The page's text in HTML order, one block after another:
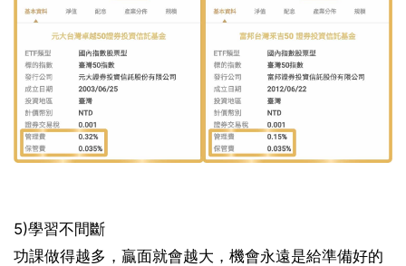
5)學習不間斷
功課做得越多，贏面就會越大，機會永遠是給準備好的